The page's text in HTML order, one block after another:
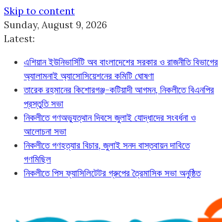
Skip to content
Sunday, August 9, 2026
Latest:
এশিয়ান ইউনিভার্সিটি অব বাংলাদেশের সরকার ও রাজনীতি বিভাগের
অ্যালামনাই অ্যাসোসিয়েশনের কমিটি ঘোষণা
তারেক রহমানের কিশোরগঞ্জ-কটিয়াদী আগমন, নিকলীতে বিএনপির
প্রস্তুতি সভা
নিকলীতে গণঅভ্যুত্থান দিবসে জুলাই যোদ্ধাদের সংবর্ধনা ও
আলোচনা সভা
নিকলীতে গণহত্যার বিচার, জুলাই সনদ বাস্তবায়ন দাবিতে
গণমিছিল
নিকলীতে পিস ফ্যাসিলিটেটর গ্রুপের ত্রৈমাসিক সভা অনুষ্ঠিত